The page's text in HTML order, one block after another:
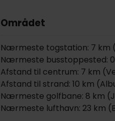
Området
Nærmeste togstation: 7 km
Nærmeste busstoppested:
Afstand til centrum: 7 km
Afstand til strand: 10 km
Nærmeste golfbane: 8 km
Nærmeste lufthavn: 23 km